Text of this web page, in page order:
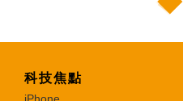
科技焦點
iPhone